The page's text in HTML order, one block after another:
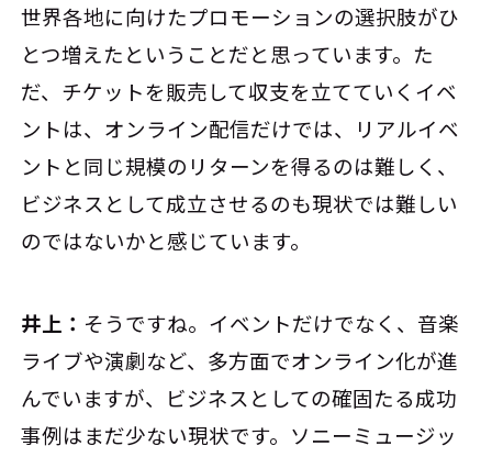
世界各地に向けたプロモーションの選択肢がひ
とつ増えたということだと思っています。た
だ、チケットを販売して収支を立てていくイベ
ントは、オンライン配信だけでは、リアルイベ
ントと同じ規模のリターンを得るのは難しく、
ビジネスとして成立させるのも現状では難しい
のではないかと感じています。
井上： そうですね。イベントだけでなく、音楽
ライブや演劇など、多方面でオンライン化が進
んでいますが、ビジネスとしての確固たる成功
事例はまだ少ない現状です。ソニーミュージッ